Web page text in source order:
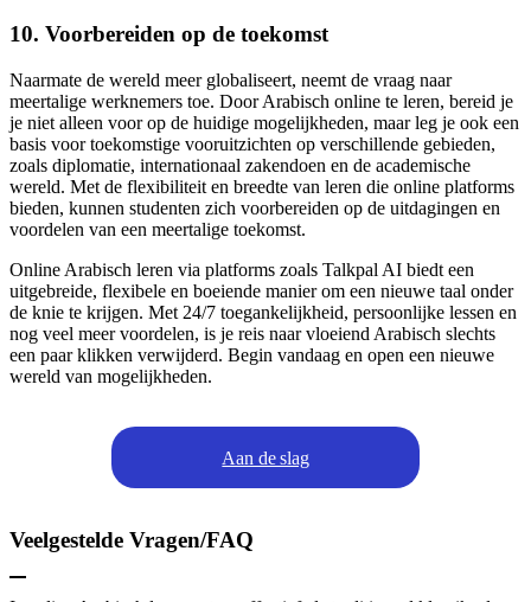
10. Voorbereiden op de toekomst
Naarmate de wereld meer globaliseert, neemt de vraag naar
meertalige werknemers toe. Door Arabisch online te leren, bereid je
je niet alleen voor op de huidige mogelijkheden, maar leg je ook een
basis voor toekomstige vooruitzichten op verschillende gebieden,
zoals diplomatie, internationaal zakendoen en de academische
wereld. Met de flexibiliteit en breedte van leren die online platforms
bieden, kunnen studenten zich voorbereiden op de uitdagingen en
voordelen van een meertalige toekomst.
Online Arabisch leren via platforms zoals Talkpal AI biedt een
uitgebreide, flexibele en boeiende manier om een nieuwe taal onder
de knie te krijgen. Met 24/7 toegankelijkheid, persoonlijke lessen en
nog veel meer voordelen, is je reis naar vloeiend Arabisch slechts
een paar klikken verwijderd. Begin vandaag en open een nieuwe
wereld van mogelijkheden.
Aan de slag
Veelgestelde Vragen/FAQ